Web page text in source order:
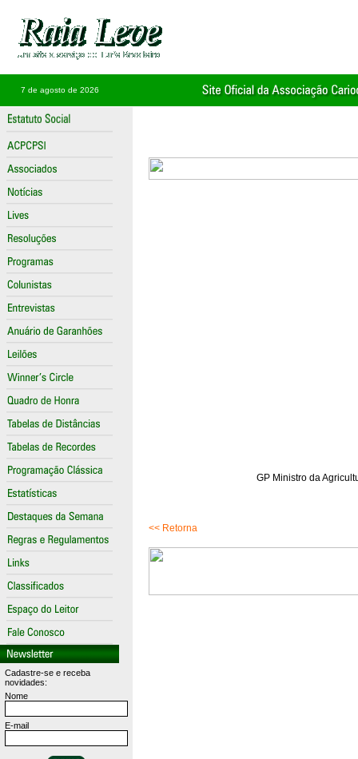
7 de agosto de 2026
Cadastre-se e receba
novidades:
Nome
E-mail
GP Ministro da
<< Retorna